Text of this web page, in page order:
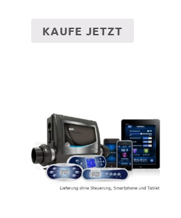
KAUFE JETZT